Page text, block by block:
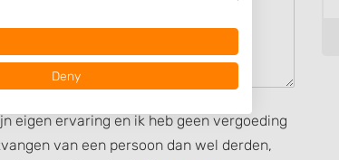
eigen ervaring en ik heb geen vergoeding
van een persoon dan wel derden,
Deny